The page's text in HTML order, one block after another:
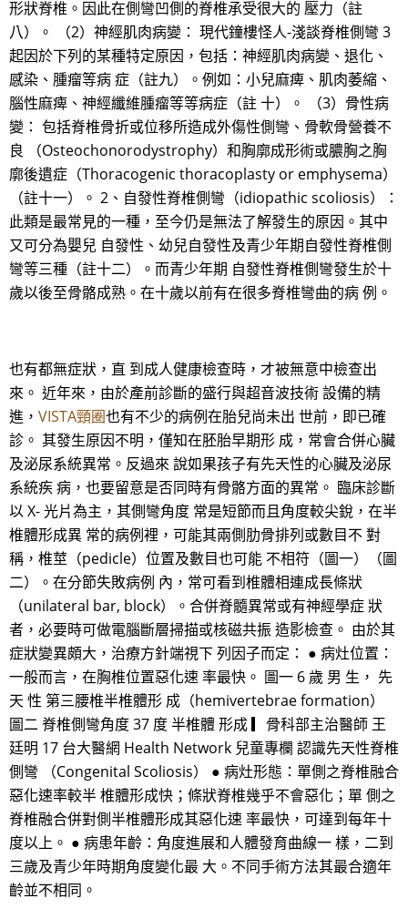
形狀脊椎。因此在側彎凹側的脊椎承受很大的 壓力（註
八）。 （2）神經肌肉病變： 現代鐘樓怪人-淺談脊椎側彎 3
起因於下列的某種特定原因，包括：神經肌肉病變、退化、
感染、腫瘤等病 症（註九）。例如：小兒麻痺、肌肉萎縮、
腦性麻痺、神經纖維腫瘤等等病症（註 十）。 （3）骨性病
變： 包括脊椎骨折或位移所造成外傷性側彎、骨軟骨營養不
良 （Osteochonorodystrophy）和胸廓成形術或膿胸之胸
廓後遺症（Thoracogenic thoracoplasty or emphysema）
（註十一）。 2、自發性脊椎側彎（idiopathic scoliosis）：
此類是最常見的一種，至今仍是無法了解發生的原因。其中
又可分為嬰兒 自發性、幼兒自發性及青少年期自發性脊椎側
彎等三種（註十二）。而青少年期 自發性脊椎側彎發生於十
歲以後至骨骼成熟。在十歲以前有在很多脊椎彎曲的病 例。
也有都無症狀，直 到成人健康檢查時，才被無意中檢查出
來。 近年來，由於產前診斷的盛行與超音波技術 設備的精
進， VISTA頸圈也有不少的病例在胎兒尚未出 世前，即已確
診。 其發生原因不明，僅知在胚胎早期形 成，常會合併心臟
及泌尿系統異常。反過來 說如果孩子有先天性的心臟及泌尿
系統疾 病，也要留意是否同時有骨骼方面的異常。 臨床診斷
以 X- 光片為主，其側彎角度 常是短節而且角度較尖銳，在半
椎體形成異 常的病例裡，可能其兩側肋骨排列或數目不 對
稱，椎莖（pedicle）位置及數目也可能 不相符（圖一）（圖
二）。在分節失敗病例 內，常可看到椎體相連成長條狀
（unilateral bar, block）。合併脊髓異常或有神經學症 狀
者，必要時可做電腦斷層掃描或核磁共振 造影檢查。 由於其
症狀變異頗大，治療方針端視下 列因子而定： ● 病灶位置：
一般而言，在胸椎位置惡化速 率最快。 圖一 6 歲 男 生， 先
天 性 第三腰椎半椎體形 成（hemivertebrae formation）
圖二 脊椎側彎角度 37 度 半椎體 形成 ▎骨科部主治醫師 王
廷明 17 台大醫網 Health Network 兒童專欄 認識先天性脊椎
側彎 （Congenital Scoliosis） ● 病灶形態：單側之脊椎融合
惡化速率較半 椎體形成快；條狀脊椎幾乎不會惡化；單 側之
脊椎融合併對側半椎體形成其惡化速 率最快，可達到每年十
度以上。 ● 病患年齡：角度進展和人體發育曲線一 樣，二到
三歲及青少年時期角度變化最 大。不同手術方法其最合適年
齡並不相同。